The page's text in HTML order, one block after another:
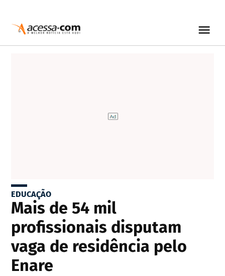
EDUCAÇÃO
Mais de 54 mil
profissionais disputam
vaga de residência pelo
Enare